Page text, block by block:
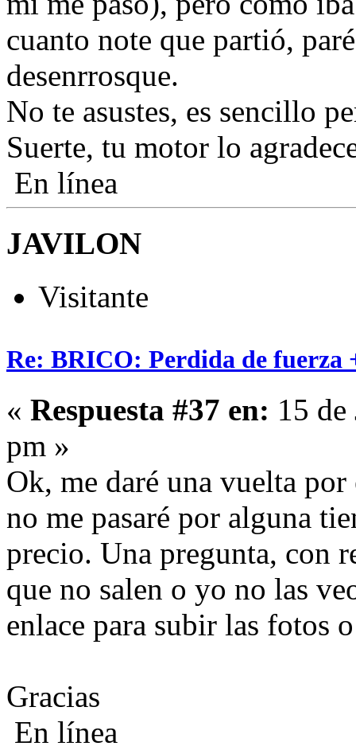
cuanto note que partió,
desenrrosque.
No te asustes, es sencillo
Suerte, tu motor lo
En línea
JAVILON
Visitante
Re: BRICO: Perdida de
« Respuesta #37 en: 15
pm »
Ok, me daré una vuelta
no me pasaré por alguna
precio. Una pregunta, con
que no salen o yo no las
enlace para subir las fotos
Gracias
En línea